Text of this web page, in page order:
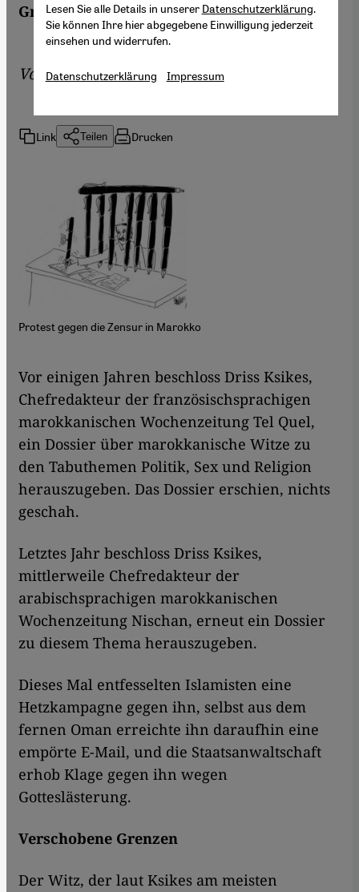
Grenzen des Zulässigen
VonAntje Bauer
Link Teilen Drucken
Protest gegen die Zensur in Marokko
​​Vor einigen Jahren beschloss Driss Ksikes,
Chefredakteur der französischsprachigen
marokkanischen Wochenzeitung Tel Quel,
ein Dossier über marokkanische Witze zu
den Tabuthemen Politik, Sex und Religion
herauszugeben. Das Dossier erschien, nichts
geschah.
Letztes Jahr beschloss Driss Ksikes,
mittlerweile Chefredakteur der
arabischsprachigen marokkanischen
Wochenzeitung Nischan, erneut ein Dossier
zu diesem Thema herauszugeben.
Dieses Mal entfesselten Islamisten eine
Hetzkampagne gegen ihn, selbst aus dem
fernen Oman erreichte ihn daraufhin eine
empörte E-Mail, und die Staatsanwaltschaft
erhob Klage gegen ihn wegen
Gotteslästerung.
Verschobene Grenzen
Der Witz, der laut Ksikes am meisten
Lesen Sie alle Details in unserer Datenschutzerklärung.
Sie können Ihre hier abgegebene Einwilligung jederzeit
einsehen und widerrufen.
Datenschutzerklärung Impressum